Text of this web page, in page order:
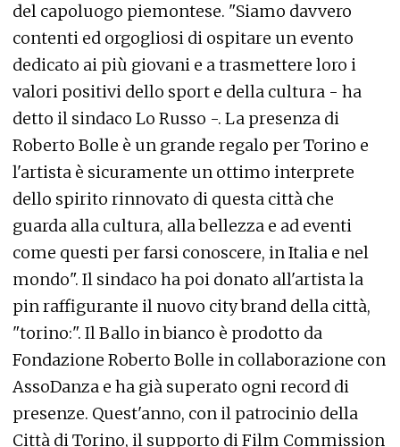
del capoluogo piemontese. "Siamo davvero
contenti ed orgogliosi di ospitare un evento
dedicato ai più giovani e a trasmettere loro i
valori positivi dello sport e della cultura - ha
detto il sindaco Lo Russo -. La presenza di
Roberto Bolle è un grande regalo per Torino e
l'artista è sicuramente un ottimo interprete
dello spirito rinnovato di questa città che
guarda alla cultura, alla bellezza e ad eventi
come questi per farsi conoscere, in Italia e nel
mondo". Il sindaco ha poi donato all'artista la
pin raffigurante il nuovo city brand della città,
"torino:". Il Ballo in bianco è prodotto da
Fondazione Roberto Bolle in collaborazione con
AssoDanza e ha già superato ogni record di
presenze. Quest'anno, con il patrocinio della
Città di Torino, il supporto di Film Commission